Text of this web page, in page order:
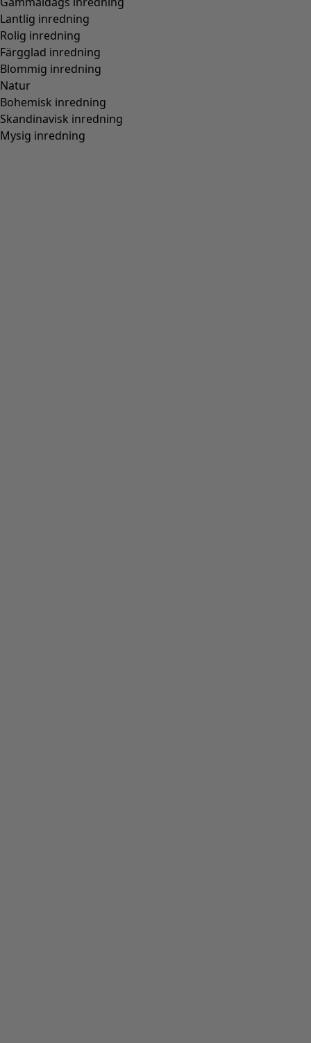
Lantlig inredning
Rolig inredning
Färgglad inredning
Blommig inredning
Natur
Bohemisk inredning
Skandinavisk inredning
Mysig inredning